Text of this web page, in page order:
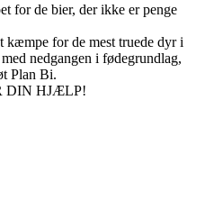
for de bier, der ikke er penge
kæmpe for de mest truede dyr i
nedgangen i fødegrundlag,
Plan Bi.
DIN HJÆLP!